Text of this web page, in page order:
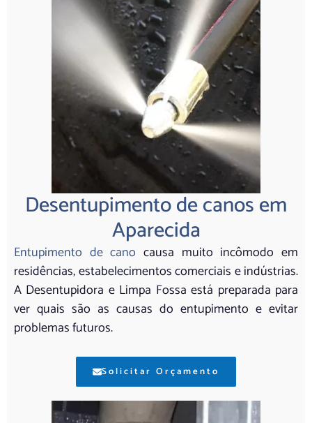
Desentupimento de canos em
Aparecida
Entupimento de cano causa muito incômodo em
residências, estabelecimentos comerciais e indústrias.
A Desentupidora e Limpa Fossa está preparada para
ver quais são as causas do entupimento e evitar
problemas futuros.
Solicitar Orçamento